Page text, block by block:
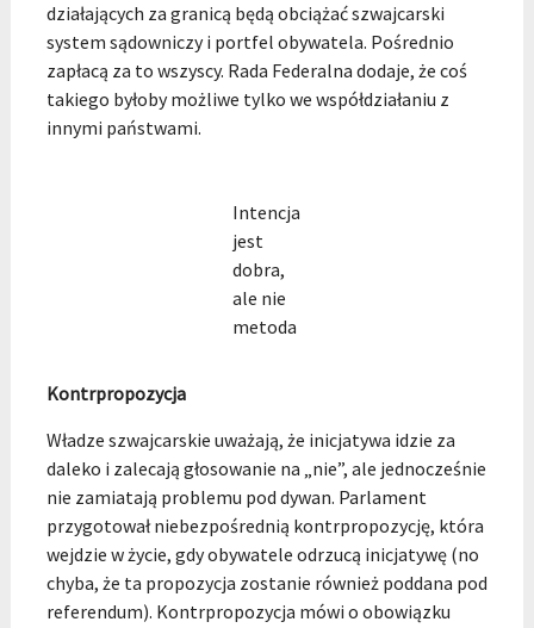
działających za granicą będą obciążać szwajcarski
system sądowniczy i portfel obywatela. Pośrednio
zapłacą za to wszyscy. Rada Federalna dodaje, że coś
takiego byłoby możliwe tylko we współdziałaniu z
innymi państwami.
Intencja
jest
dobra,
ale nie
metoda
Kontrpropozycja
Władze szwajcarskie uważają, że inicjatywa idzie za
daleko i zalecają głosowanie na „nie”, ale jednocześnie
nie zamiatają problemu pod dywan. Parlament
przygotował niebezpośrednią kontrpropozycję, która
wejdzie w życie, gdy obywatele odrzucą inicjatywę (no
chyba, że ta propozycja zostanie również poddana pod
referendum). Kontrpropozycja mówi o obowiązku